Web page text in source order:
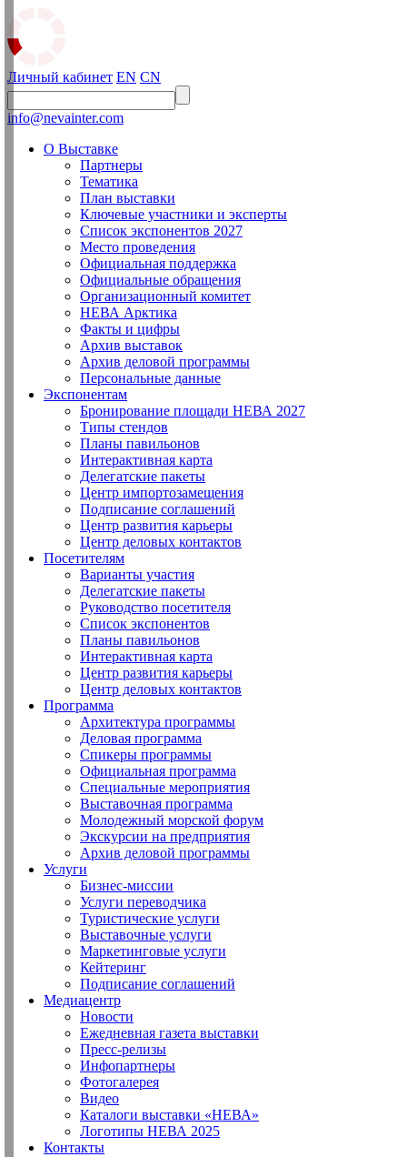
Личный кабинет EN CN
info@nevainter.com
О Выставке
Партнеры
Тематика
План выставки
Ключевые участники и эксперты
Список экспонентов 2027
Место проведения
Официальная поддержка
Официальные обращения
Организационный комитет
НЕВА Арктика
Факты и цифры
Архив выставок
Архив деловой программы
Персональные данные
Экспонентам
Бронирование площади НЕВА 2027
Типы стендов
Планы павильонов
Интерактивная карта
Делегатские пакеты
Центр импортозамещения
Подписание соглашений
Центр развития карьеры
Центр деловых контактов
Посетителям
Варианты участия
Делегатские пакеты
Руководство посетителя
Список экспонентов
Планы павильонов
Интерактивная карта
Центр развития карьеры
Центр деловых контактов
Программа
Архитектура программы
Деловая программа
Спикеры программы
Официальная программа
Специальные мероприятия
Выставочная программа
Молодежный морской форум
Экскурсии на предприятия
Архив деловой программы
Услуги
Бизнес-миссии
Услуги переводчика
Туристические услуги
Выставочные услуги
Маркетинговые услуги
Кейтеринг
Подписание соглашений
Медиацентр
Новости
Ежедневная газета выставки
Пресс-релизы
Инфопартнеры
Фотогалерея
Видео
Каталоги выставки «НЕВА»
Логотипы НЕВА 2025
Контакты